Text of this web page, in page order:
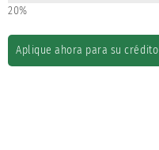
20%
Aplique ahora para su crédito